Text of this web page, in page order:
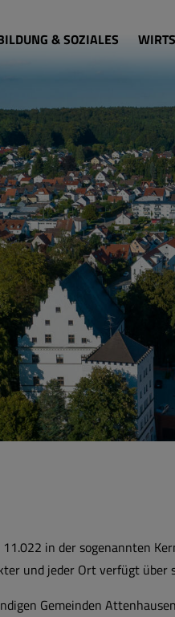
& SOZIALES
in der sogenannten
und jeder Ort verfügt über
Gemeinden